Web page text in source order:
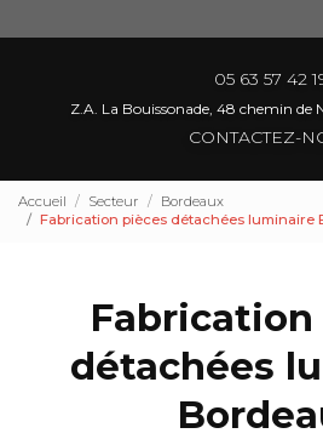
05 63 57 42
Z.A. La Bouissonade, 48 chemin de
CONTACTEZ-
Accueil Secteur
Bordeaux
Fabrication pièces détachées luminaire
Fabrication
détachées